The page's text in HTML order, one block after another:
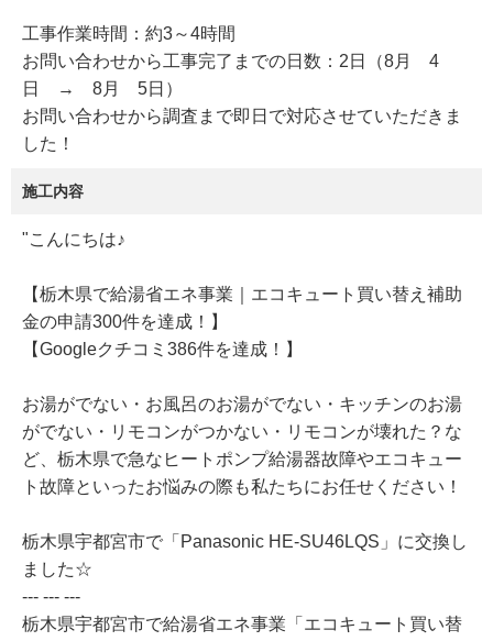
工事作業時間：約3～4時間
お問い合わせから工事完了までの日数：2日（8月 4
日 → 8月 5日）
お問い合わせから調査まで即日で対応させていただきま
した！
施工内容
"こんにちは♪
【栃木県で給湯省エネ事業｜エコキュート買い替え補助
金の申請300件を達成！】
【Googleクチコミ386件を達成！】
お湯がでない・お風呂のお湯がでない・キッチンのお湯
がでない・リモコンがつかない・リモコンが壊れた？な
ど、栃木県で急なヒートポンプ給湯器故障やエコキュー
ト故障といったお悩みの際も私たちにお任せください！
栃木県宇都宮市で「Panasonic HE-SU46LQS」に交換し
ました☆
--- --- ---
栃木県宇都宮市で給湯省エネ事業「エコキュート買い替